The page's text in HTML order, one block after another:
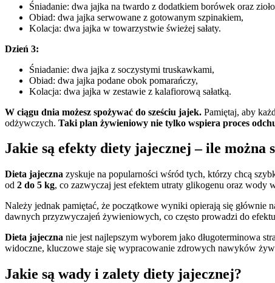
Śniadanie: dwa jajka na twardo z dodatkiem borówek oraz
Obiad: dwa jajka serwowane z gotowanym szpinakiem,
Kolacja: dwa jajka w towarzystwie świeżej sałaty.
Dzień 3:
Śniadanie: dwa jajka z soczystymi truskawkami,
Obiad: dwa jajka podane obok pomarańczy,
Kolacja: dwa jajka w zestawie z kalafiorową sałatką.
W ciągu dnia możesz spożywać do sześciu jajek. Pamiętaj, aby
odżywczych. Taki plan żywieniowy nie tylko wspiera proces
Jakie są efekty diety jajecznej – ile można
Dieta jajeczna zyskuje na popularności wśród tych, którzy chcą
od 2 do 5 kg, co zazwyczaj jest efektem utraty glikogenu oraz wody
Należy jednak pamiętać, że początkowe wyniki opierają się głównie
dawnych przyzwyczajeń żywieniowych, co często prowadzi do
Dieta jajeczna nie jest najlepszym wyborem jako długoterminowa
widoczne, kluczowe staje się wypracowanie zdrowych nawyków
Jakie są wady i zalety diety jajecznej?